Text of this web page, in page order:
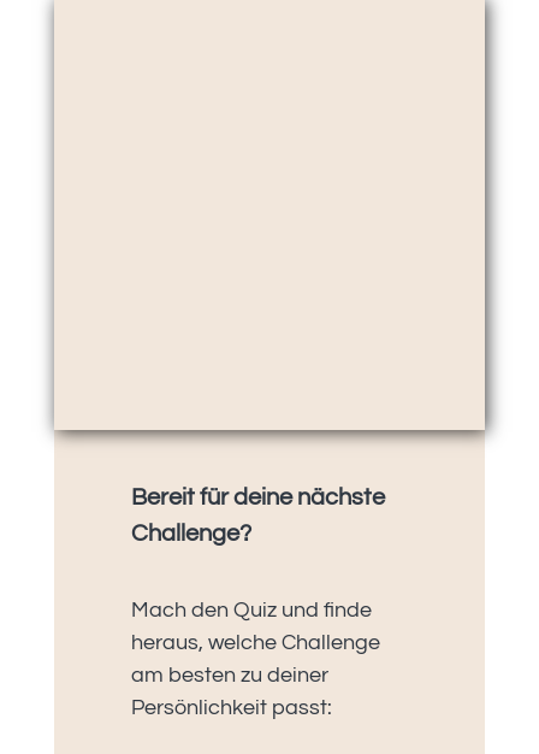
Bereit für deine nächste
Challenge?
Mach den Quiz und finde
heraus, welche Challenge
am besten zu deiner
Persönlichkeit passt: